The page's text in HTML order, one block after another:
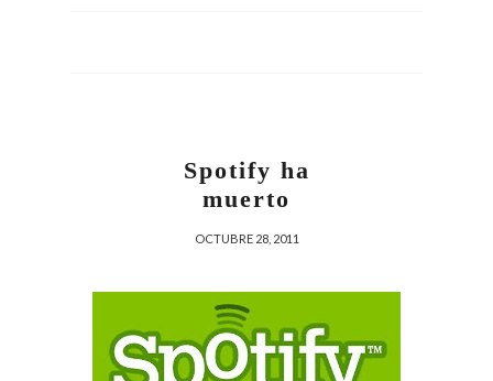
Spotify ha
muerto
OCTUBRE 28, 2011